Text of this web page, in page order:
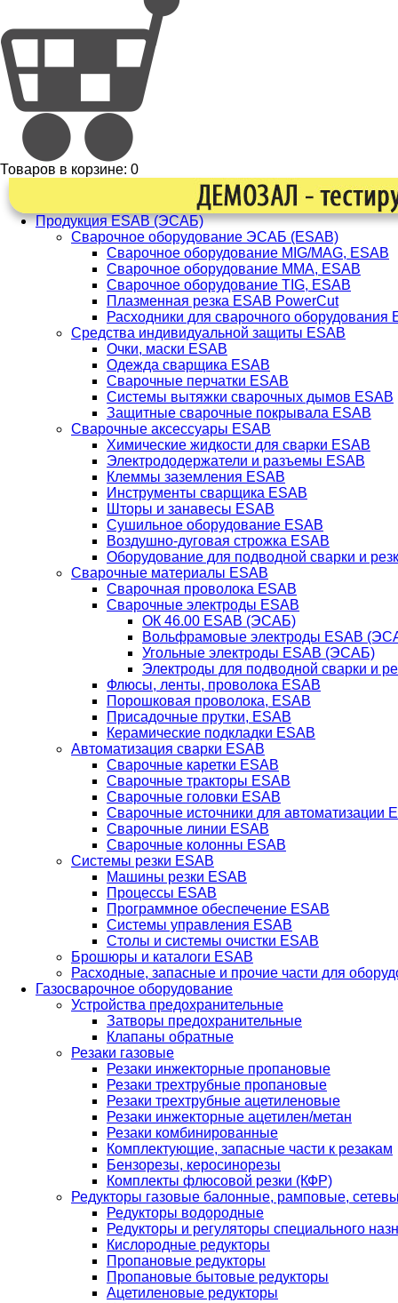
Товаров в корзине: 0
Продукция ESAB (ЭСАБ)
Сварочное оборудование ЭСАБ (ESAB)
Сварочное оборудование MIG/MAG, ESAB
Сварочное оборудование ММА, ESAB
Сварочное оборудование TIG, ESAB
Плазменная резка ESAB PowerCut
Расходники для сварочного оборудования
Средства индивидуальной защиты ESAB
Очки, маски ESAB
Одежда сварщика ESAB
Сварочные перчатки ESAB
Системы вытяжки сварочных дымов ESAB
Защитные сварочные покрывала ESAB
Сварочные аксессуары ESAB
Химические жидкости для сварки ESAB
Электрододержатели и разъемы ESAB
Клеммы заземления ESAB
Инструменты сварщика ESAB
Шторы и занавесы ESAB
Сушильное оборудование ESAB
Воздушно-дуговая строжка ESAB
Оборудование для подводной сварки и
Сварочные материалы ESAB
Сварочная проволока ESAB
Сварочные электроды ESAB
ОК 46.00 ESAB (ЭСАБ)
Вольфрамовые электроды ESAB
Угольные электроды ESAB (ЭСАБ)
Электроды для подводной сварки и
Флюсы, ленты, проволока ESAB
Порошковая проволока, ESAB
Присадочные прутки, ESAB
Керамические подкладки ESAB
Автоматизация сварки ESAB
Сварочные каретки ESAB
Сварочные тракторы ESAB
Сварочные головки ESAB
Сварочные источники для автоматизации
Сварочные линии ESAB
Сварочные колонны ESAB
Системы резки ESAB
Машины резки ESAB
Процессы ESAB
Программное обеспечение ESAB
Системы управления ESAB
Столы и системы очистки ESAB
Брошюры и каталоги ESAB
Расходные, запасные и прочие части для
Газосварочное оборудование
Устройства предохранительные
Затворы предохранительные
Клапаны обратные
Резаки газовые
Резаки инжекторные пропановые
Резаки трехтрубные пропановые
Резаки трехтрубные ацетиленовые
Резаки инжекторные ацетилен/метан
Резаки комбинированные
Комплектующие, запасные части к резакам
Бензорезы, керосинорезы
Комплекты флюсовой резки (КФР)
Редукторы газовые балонные, рамповые,
Редукторы водородные
Редукторы и регуляторы специального
Кислородные редукторы
Пропановые редукторы
Пропановые бытовые редукторы
Ацетиленовые редукторы